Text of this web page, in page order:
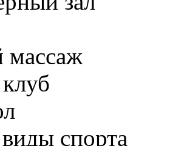
массаж
спорта